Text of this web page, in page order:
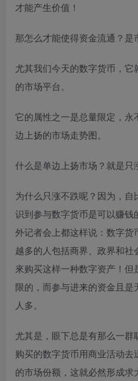
才能产生价值！
那怎么才能使得资金流通？是
尤其我们今天的数字货币，
的市场平台。
它的属性之一是总量限定，
边上扬的市场走势图。
什么是单边上扬市场？就是只
为什么只涨不跌呢？因为，
识到参与数字货币是可以赚
外记者会上都这样说：数字
越多的人包括商界、政界和
來购买这样一种数字资产！
限的，而参与进来的资金且
人多。
尤其是，眼下总是有那么一
购买的数字货币用商业活动
的市场份额，这就必然形成